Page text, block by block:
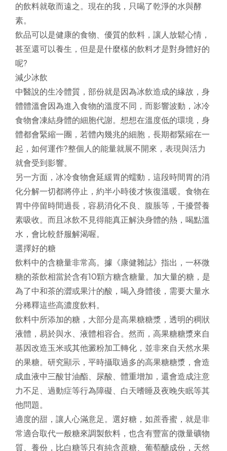
的飲料就敬而遠之。現在的我，只喝了乾淨的水與酵
素。
飲品可以是健康的食物、優質的飲料，讓人放鬆心情，
甚至還可以養生，但是是什麼樣的飲料才是對身體好的
呢?
減少冰飲
中醫說的生冷體質，部份就是因為冰飲造成的緣故，身
體體溫會因為進入食物的溫度不同，而影響波動，冰冷
食物會凍結身體的細胞代謝。想想在溫度低的環境，身
體都會緊縮一團，若體內幾兆的細胞，長期都緊縮在一
起，如何運作?整個人的能量就展不開來，表現與活力
就會受到影響。
另一方面，冰冷食物會延緩胃的蠕動，這段時間胃的消
化分解一切都將停止，約半小時後才恢復溫暖。食物在
胃中停留時間過長，容易消化不良、腹脹等，干擾營養
素吸收。而且冰飲不見得能真正解決身體的熱，喝點溫
水，會比較舒服解渴喔。
選擇好的糖
飲料中的含糖量非常高。據《康健雜誌》指出，一杯微
糖的茶飲相當於含有10顆方糖含糖量。加大量的糖，是
為了中和茶的澀或果汁的酸，喝入身體後，需要大量水
分稀釋這些高濃度飲料。
飲料中所添加的糖，大部分是高果糖糖漿，透明的稠狀
液體，易於與水、液體相容合。然而，高果糖糖漿來自
基因改造玉米或其他澱粉加工轉化，並非來自天然水果
的果糖。研究顯示，平時攝取過多的高果糖糖漿，會造
成血液中三酸甘油酯、尿酸、體重增加，還會造成注意
力不足、過動症等行為障礙、白天嗜睡及夜晚失眠等其
他問題。
適度的甜，讓人心滿意足。選好糖，如蔗香蜜，就是非
常適合取代一般糖來調製飲料，也含有豐富的微量礦物
質、養份，比白糖等只有純含蔗糖、葡萄醣成份，天然